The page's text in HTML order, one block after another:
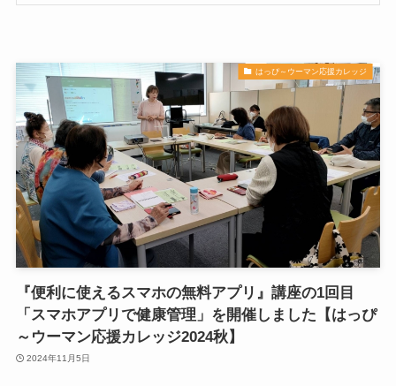
はっぴ～ウーマン応援カレッジ
『便利に使えるスマホの無料アプリ』講座の1回目
「スマホアプリで健康管理」を開催しました【はっぴ
～ウーマン応援カレッジ2024秋】
2024年11月5日